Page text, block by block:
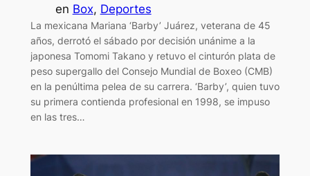
en Box, Deportes
La mexicana Mariana ‘Barby’ Juárez, veterana de 45
años, derrotó el sábado por decisión unánime a la
japonesa Tomomi Takano y retuvo el cinturón plata de
peso supergallo del Consejo Mundial de Boxeo (CMB)
en la penúltima pelea de su carrera. ‘Barby’, quien tuvo
su primera contienda profesional en 1998, se impuso
en las tres…